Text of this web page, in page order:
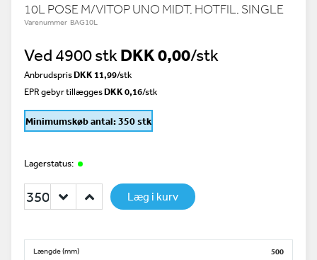
10L POSE M/VITOP UNO MIDT, HOTFIL, SINGLE
Varenummer BAG10L
Ved 4900 stk DKK 0,00/stk
AnbrudsprisDKK 11,99/stk
EPR gebyr tillæggesDKK 0,16/stk
Minimumskøb antal: 350 stk
Lagerstatus:
Læg i kurv
Længde (mm) 500